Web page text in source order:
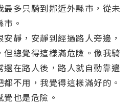
最多只騎到鄰近外縣市，從未
。
靜，安靜到經過路人旁邊，
但總覺得這樣滿危險。像我騎
還在路人後，路人就自動靠邊
不用，我覺得這樣滿好的。
也是危險。